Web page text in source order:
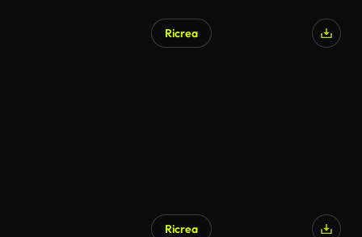
Ricrea
Ricrea